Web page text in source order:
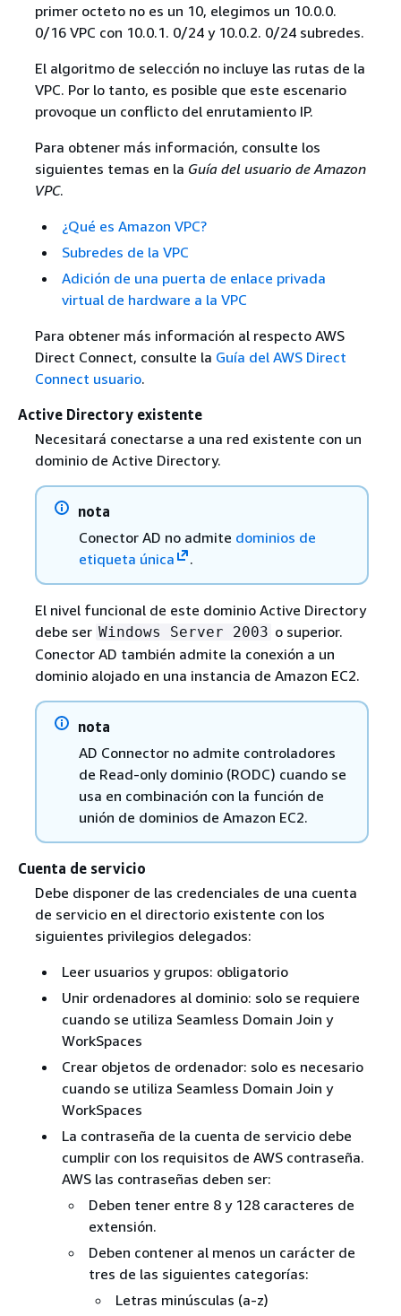
primer octeto no es un 10, elegimos un 10.0.0.
0/16 VPC con 10.0.1. 0/24 y 10.0.2. 0/24 subredes.
El algoritmo de selección no incluye las rutas de la
VPC. Por lo tanto, es posible que este escenario
provoque un conflicto del enrutamiento IP.
Para obtener más información, consulte los
siguientes temas en la Guía del usuario de Amazon
VPC.
¿Qué es Amazon VPC?
Subredes de la VPC
Adición de una puerta de enlace privada
virtual de hardware a la VPC
Para obtener más información al respecto AWS
Direct Connect, consulte la Guía del AWS Direct
Connect usuario.
Active Directory existente
Necesitará conectarse a una red existente con un
dominio de Active Directory.
nota
Conector AD no admite dominios de
etiqueta única
.
El nivel funcional de este dominio Active Directory
debe ser Windows Server 2003 o superior.
Conector AD también admite la conexión a un
dominio alojado en una instancia de Amazon EC2.
nota
AD Connector no admite controladores
de Read-only dominio (RODC) cuando se
usa en combinación con la función de
unión de dominios de Amazon EC2.
Cuenta de servicio
Debe disponer de las credenciales de una cuenta
de servicio en el directorio existente con los
siguientes privilegios delegados:
Leer usuarios y grupos: obligatorio
Unir ordenadores al dominio: solo se requiere
cuando se utiliza Seamless Domain Join y
WorkSpaces
Crear objetos de ordenador: solo es necesario
cuando se utiliza Seamless Domain Join y
WorkSpaces
La contraseña de la cuenta de servicio debe
cumplir con los requisitos de AWS contraseña.
AWS las contraseñas deben ser:
Deben tener entre 8 y 128 caracteres de
extensión.
Deben contener al menos un carácter de
tres de las siguientes categorías:
Letras minúsculas (a-z)